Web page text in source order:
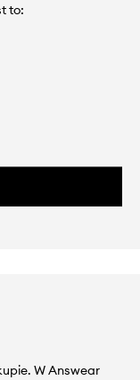
to:
W Answear